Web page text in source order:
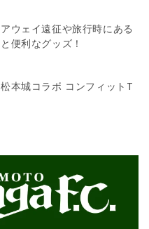
アウェイ遠征や旅行時にある
と便利なグッズ！
松本城コラボ コンフィットT